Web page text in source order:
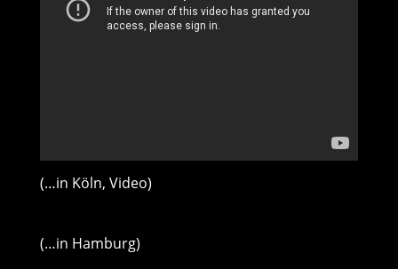
(…in Köln, Video)
(…in Hamburg)